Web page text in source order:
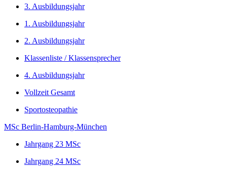
3. Ausbildungsjahr
1. Ausbildungsjahr
2. Ausbildungsjahr
Klassenliste / Klassensprecher
4. Ausbildungsjahr
Vollzeit Gesamt
Sportosteopathie
MSc Berlin-Hamburg-München
Jahrgang 23 MSc
Jahrgang 24 MSc